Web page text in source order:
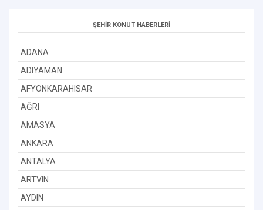
ŞEHİR KONUT HABERLERİ
ADANA
ADIYAMAN
AFYONKARAHISAR
AĞRI
AMASYA
ANKARA
ANTALYA
ARTVIN
AYDIN